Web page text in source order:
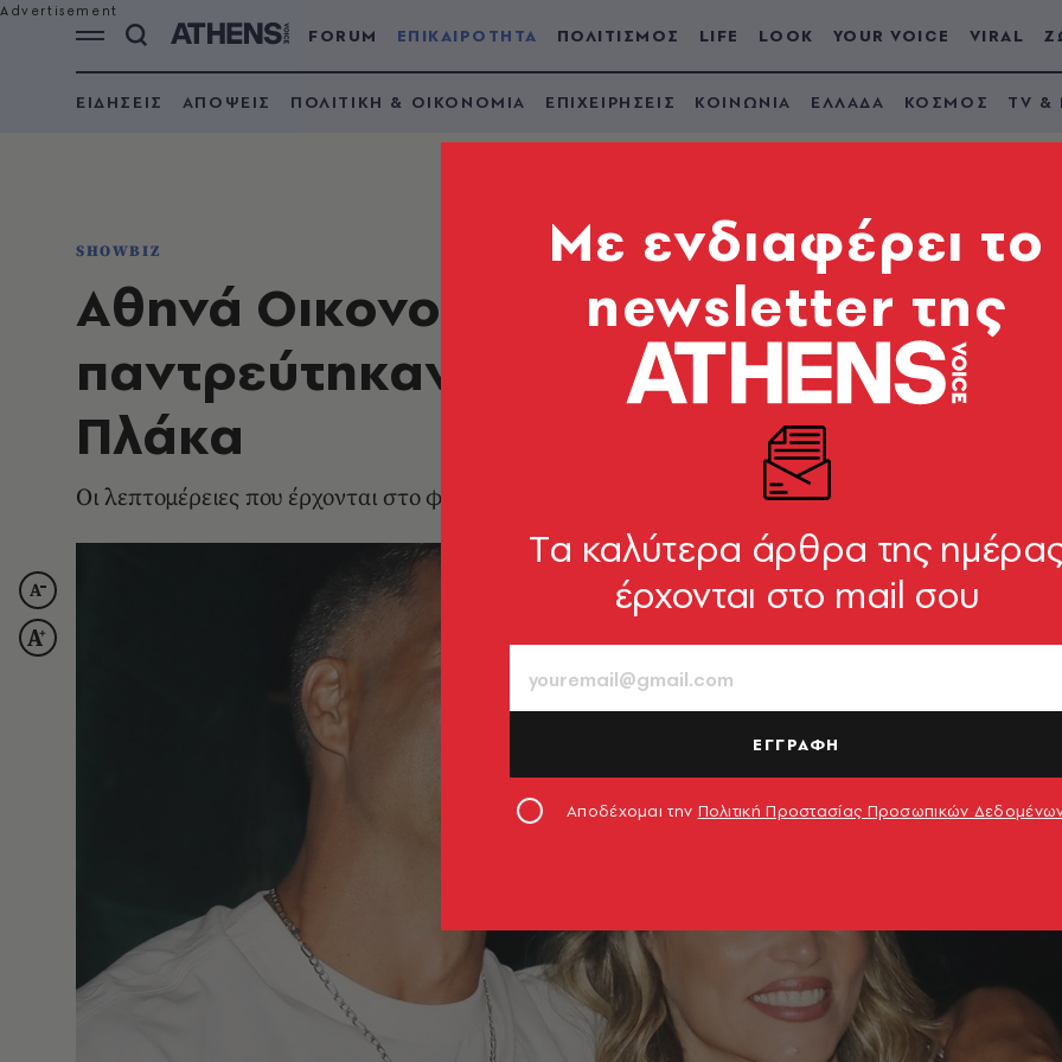
FORUM ΕΠΙΚΑΙΡΟΤΗΤΑ ΠΟΛΙΤΙΣΜΟΣ LIFE LOOK YOUR VOICE VIRAL
ΕΙΔΗΣΕΙΣ ΑΠΟΨΕΙΣ ΠΟΛΙΤΙΚΗ & ΟΙΚΟΝΟΜΙΑ ΕΠΙΧΕΙΡΗΣΕΙΣ ΚΟΙΝΩΝΙΑ ΕΛΛΑΔΑ ΚΟΣΜΟΣ TV &
SHOWBIZ
Αθηνά Οικονομάκου και Μπρούνο
παντρεύτηκαν υπό άκρα
Πλάκα
Οι λεπτομέρειες που έρχονται στο φως της δημοσιότητας
Mε ενδιαφέρει το
newsletter της
Tα καλύτερα άρθρα της
έρχονται στο mail σου
ΕΓΓΡΑΦΗ
Αποδέχομαι την Πολιτική Προστασίας Προσωπικών